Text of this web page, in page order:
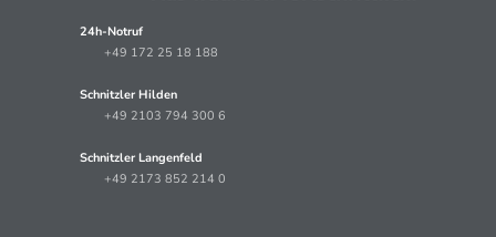
24h-Notruf
+49 172 25 18 188
Schnitzler Hilden
+49 2103 794 300 6
Schnitzler Langenfeld
+49 2173 852 214 0